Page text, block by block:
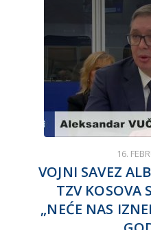
16.
VOJNI SAVEZ
TZV KOSOVA
„NEĆE NAS